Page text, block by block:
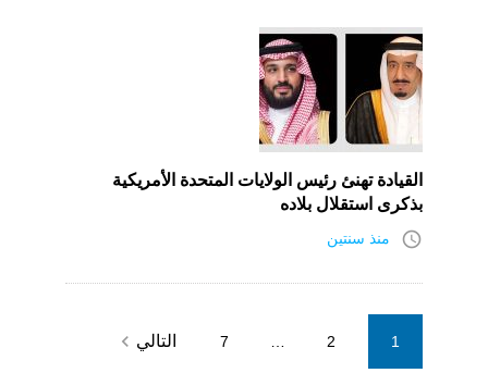
القيادة تهنئ رئيس الولايات المتحدة الأمريكية
بذكرى استقلال بلاده
access_time منذ سنتين
pagination
1
2
7 التالي navigate_next